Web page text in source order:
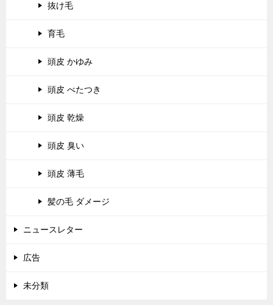
抜け毛
育毛
頭皮 かゆみ
頭皮 べたつき
頭皮 乾燥
頭皮 臭い
頭皮 薄毛
髪の毛 ダメージ
ニュースレター
広告
未分類